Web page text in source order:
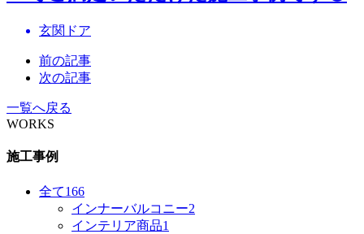
玄関ドア
前の記事
次の記事
一覧へ戻る
WORKS
施工事例
全て166
インナーバルコニー2
インテリア商品1